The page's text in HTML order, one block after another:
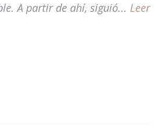
A partir de ahí, siguió... Leer